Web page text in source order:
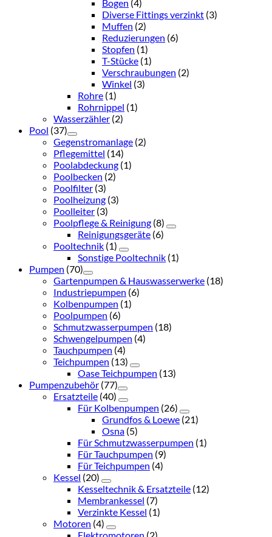
Bogen (4)
Diverse Fittings verzinkt (3)
Muffen (2)
Reduzierungen (6)
Stopfen (1)
T-Stücke (1)
Verschraubungen (2)
Winkel (3)
Rohre (1)
Rohrnippel (1)
Wasserzähler (2)
Pool (37)
Gegenstromanlage (2)
Pflegemittel (14)
Poolabdeckung (1)
Poolbecken (2)
Poolfilter (3)
Poolheizung (3)
Poolleiter (3)
Poolpflege & Reinigung (8)
Reinigungsgeräte (6)
Pooltechnik (1)
Sonstige Pooltechnik (1)
Pumpen (70)
Gartenpumpen & Hauswasserwerke (18)
Industriepumpen (6)
Kolbenpumpen (1)
Poolpumpen (6)
Schmutzwasserpumpen (18)
Schwengelpumpen (4)
Tauchpumpen (4)
Teichpumpen (13)
Oase Teichpumpen (13)
Pumpenzubehör (77)
Ersatzteile (40)
Für Kolbenpumpen (26)
Grundfos & Loewe (21)
Osna (5)
Für Schmutzwasserpumpen (1)
Für Tauchpumpen (9)
Für Teichpumpen (4)
Kessel (20)
Kesseltechnik & Ersatzteile (12)
Membrankessel (7)
Verzinkte Kessel (1)
Motoren (4)